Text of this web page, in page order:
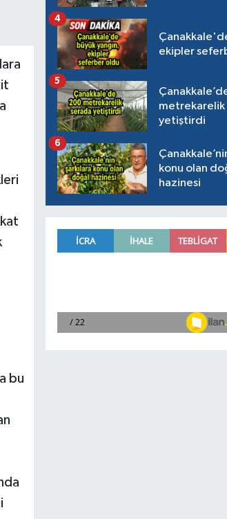
bu
ekipler
4
metrekarelik
yetiştirdi
5
konu olan
hazinesi
6